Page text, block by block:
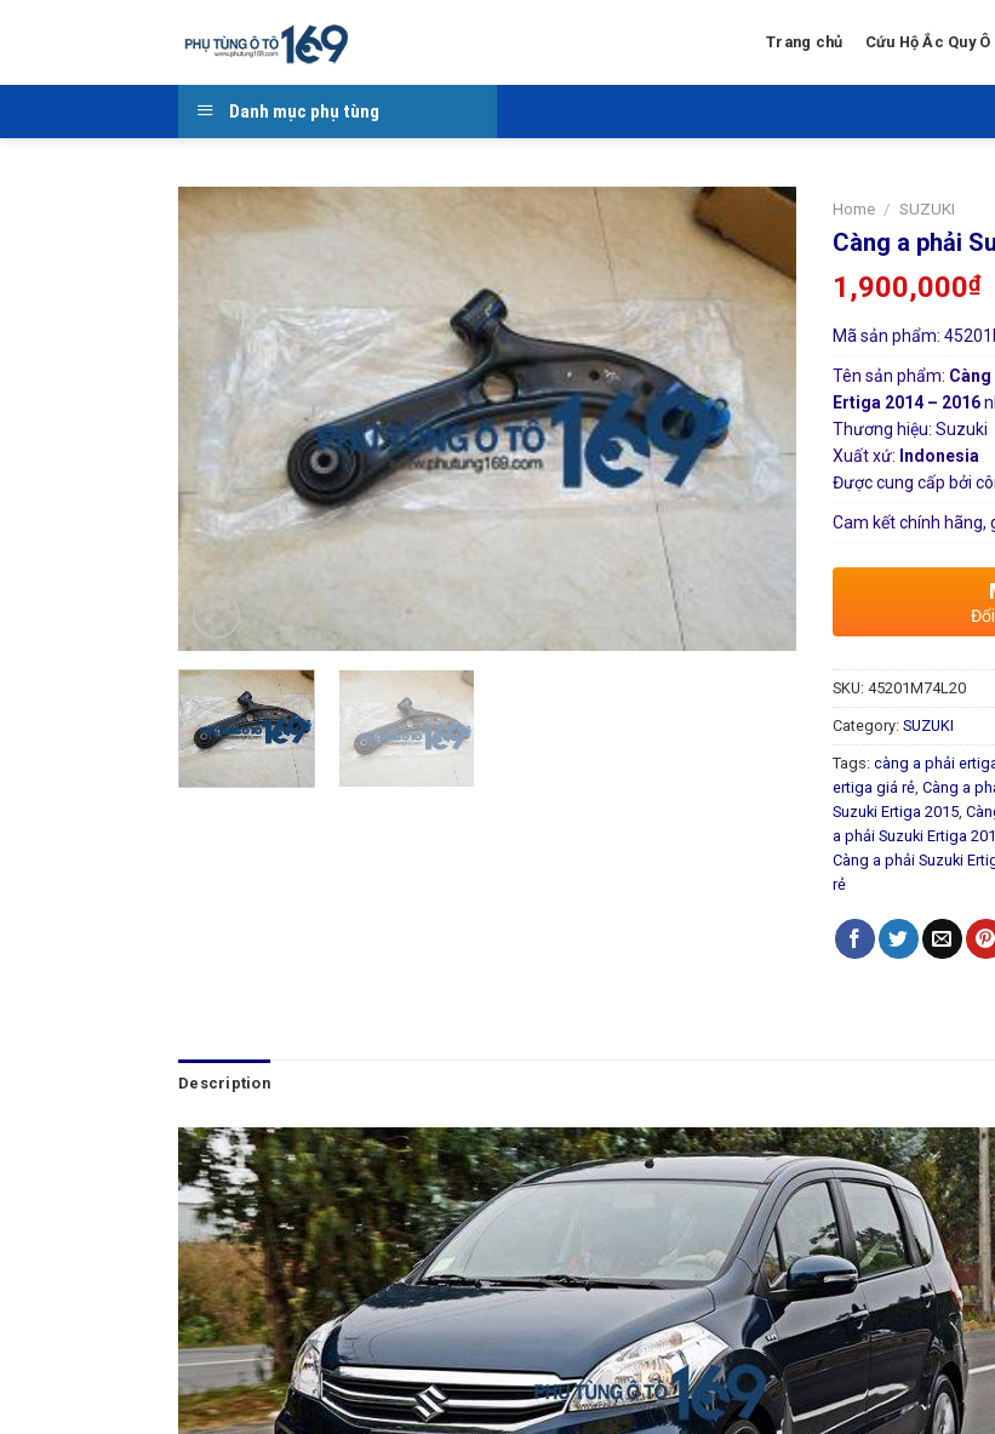
Trang chủ Cứu Hộ Ắc Quy Ô
Danh mục phụ tùng
Home / SUZUKI
Càng a phải
1,900,000₫
Mã sản phẩm:
Tên sản phẩm:
Ertiga 2014 – 2016
Thương hiệu: Suzuki
Xuất xứ: Indonesia
Được cung cấp bởi
Cam kết chính hãng,
SKU: 45201M74L20
Category: SUZUKI
Tags: càng a phải
ertiga giá rẻ Càng a
Suzuki Ertiga 2015
a phải Suzuki Ertiga
Càng a phải Suzuki
rẻ
Description